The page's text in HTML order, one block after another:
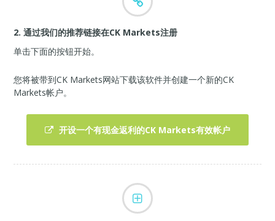
2. 通过我们的推荐链接在CK Markets注册
单击下面的按钮开始。
您将被带到CK Markets网站下载该软件并创建一个新的CK
Markets帐户。
开设一个有现金返利的CK Markets有效帐户